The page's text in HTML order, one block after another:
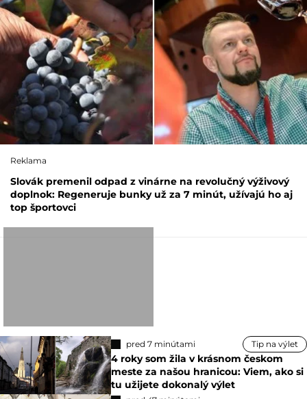
Reklama
Slovák premenil odpad z vinárne na revolučný výživový
doplnok: Regeneruje bunky už za 7 minút, užívajú ho aj
top športovci
pred 7 minútami Tip na výlet
4 roky som žila v krásnom českom
meste za našou hranicou: Viem, ako si
tu užijete dokonalý výlet